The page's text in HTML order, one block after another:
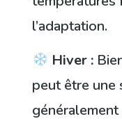
l’adaptation.
Hiver :
peut être une